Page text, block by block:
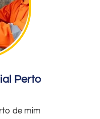
Perto
de mim